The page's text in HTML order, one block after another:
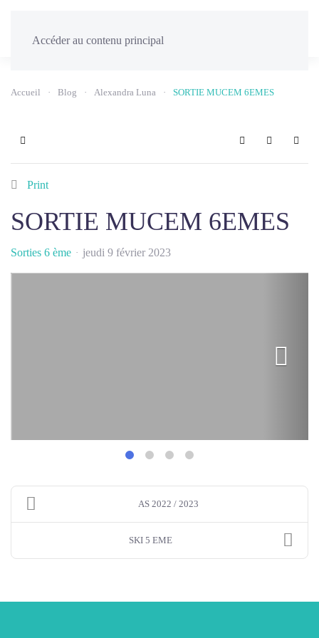
Accéder au contenu principal
Accueil Blog Alexandra Luna SORTIE MUCEM 6EMES
Home SearchSign In
Print
SORTIE MUCEM 6EMES
Sorties 6 ème jeudi 9 février 2023
AS 2022 / 2023
SKI 5 EME